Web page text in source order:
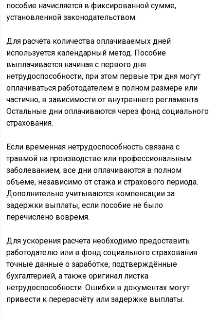
пособие начисляется в фиксированной сумме,
установленной законодательством.
Для расчёта количества оплачиваемых дней
используется календарный метод. Пособие
выплачивается начиная с первого дня
нетрудоспособности, при этом первые три дня могут
оплачиваться работодателем в полном размере или
частично, в зависимости от внутреннего регламента.
Остальные дни оплачиваются через фонд социального
страхования.
Если временная нетрудоспособность связана с
травмой на производстве или профессиональным
заболеванием, все дни оплачиваются в полном
объёме, независимо от стажа и страхового периода.
Дополнительно учитываются компенсации за
задержки выплаты, если пособие не было
перечислено вовремя.
Для ускорения расчёта необходимо предоставить
работодателю или в фонд социального страхования
точные данные о заработке, подтверждённые
бухгалтерией, а также оригинал листка
нетрудоспособности. Ошибки в документах могут
привести к перерасчёту или задержке выплаты.